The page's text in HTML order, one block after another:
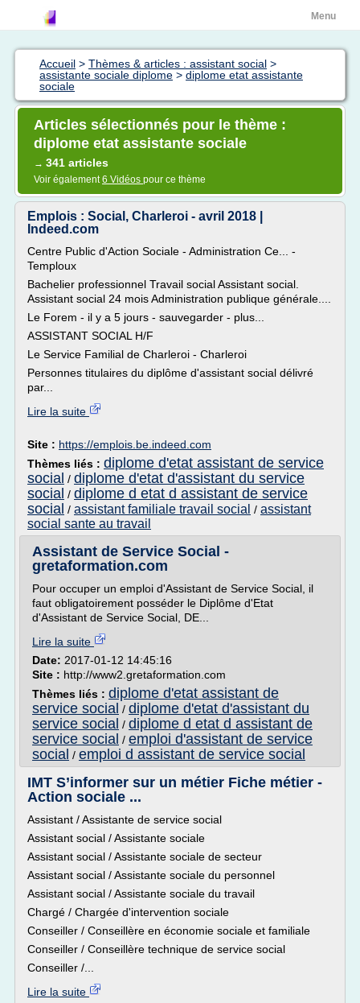
Menu
Accueil > Thèmes & articles : assistant social >
assistante sociale diplome > diplome etat assistante
sociale
Articles sélectionnés pour le thème :
diplome etat assistante sociale
→ 341 articles
Voir également6 Vidéos pour ce thème
Emplois : Social, Charleroi - avril 2018 |
Indeed.com
Centre Public d'Action Sociale - Administration Ce... -
Temploux
Bachelier professionnel Travail social Assistant social.
Assistant social 24 mois Administration publique générale....
Le Forem - il y a 5 jours - sauvegarder - plus...
ASSISTANT SOCIAL H/F
Le Service Familial de Charleroi - Charleroi
Personnes titulaires du diplôme d'assistant social délivré
par...
Lire la suite
Site : https://emplois.be.indeed.com
Thèmes liés : diplome d'etat assistant de service
social / diplome d'etat d'assistant du service
social / diplome d etat d assistant de service
social / assistant familiale travail social / assistant
social sante au travail
Assistant de Service Social -
gretaformation.com
Pour occuper un emploi d'Assistant de Service Social, il
faut obligatoirement posséder le Diplôme d'Etat
d'Assistant de Service Social, DE...
Lire la suite
Date: 2017-01-12 14:45:16
Site : http://www2.gretaformation.com
Thèmes liés : diplome d'etat assistant de
service social / diplome d'etat d'assistant du
service social / diplome d etat d assistant de
service social / emploi d'assistant de service
social / emploi d assistant de service social
IMT S’informer sur un métier Fiche métier -
Action sociale ...
Assistant / Assistante de service social
Assistant social / Assistante sociale
Assistant social / Assistante sociale de secteur
Assistant social / Assistante sociale du personnel
Assistant social / Assistante sociale du travail
Chargé / Chargée d'intervention sociale
Conseiller / Conseillère en économie sociale et familiale
Conseiller / Conseillère technique de service social
Conseiller /...
Lire la suite